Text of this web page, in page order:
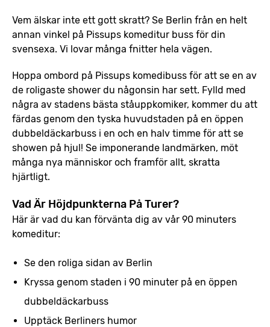
Vem älskar inte ett gott skratt? Se Berlin från en helt
annan vinkel på Pissups komeditur buss för din
svensexa. Vi lovar många fnitter hela vägen.
Hoppa ombord på Pissups komedibuss för att se en av
de roligaste shower du någonsin har sett. Fylld med
några av stadens bästa ståuppkomiker, kommer du att
färdas genom den tyska huvudstaden på en öppen
dubbeldäckarbuss i en och en halv timme för att se
showen på hjul! Se imponerande landmärken, möt
många nya människor och framför allt, skratta
hjärtligt.
Vad Är Höjdpunkterna På Turer?
Här är vad du kan förvänta dig av vår 90 minuters
komeditur:
Se den roliga sidan av Berlin
Kryssa genom staden i 90 minuter på en öppen
dubbeldäckarbuss
Upptäck Berliners humor